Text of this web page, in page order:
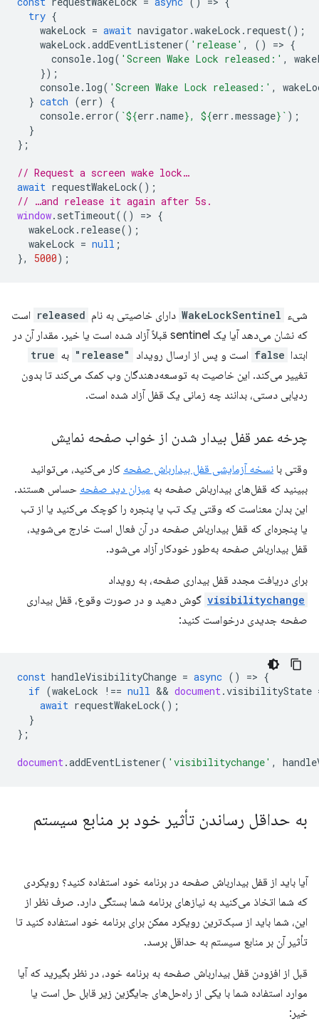
try {
wakeLock = await navigator .wakeLock . request();
wakeLock .addEventListener( 'release' , () => {
console. log( 'Screen Wake Lock released:' ,
});
console. log( 'Screen Wake Lock released:' ,
} catch (err)
{
console. error( `${err .name}, ${err .message} ` );
}
};
// Request a screen wake lock…
await requestWakeLock();
// …and release it again after 5s.
window. setTimeout(() => {
wakeLock . release();
wakeLock = null ;
},
5000);
شیء WakeLockSentinel دارای خاصیتی به نام released است
که نشان می‌دهد آیا یک sentinel قبلاً آزاد شده است یا خیر. مقدار آن در
ابتدا false است و پس از ارسال رویداد "release" به true
تغییر می‌کند. این خاصیت به توسعه‌دهندگان وب کمک می‌کند تا بدون
ردیابی دستی، بدانند چه زمانی یک قفل آزاد شده است.
چرخه عمر قفل بیدار شدن از خواب صفحه نمایش
وقتی با نسخه آزمایشی قفل بیدارباش صفحه کار می‌کنید، می‌توانید
ببینید که قفل‌های بیدارباش صفحه به میزان دید صفحه حساس هستند.
این بدان معناست که وقتی یک تب یا پنجره را کوچک می‌کنید یا از تب
یا پنجره‌ای که قفل بیدارباش صفحه در آن فعال است خارج می‌شوید،
قفل بیدارباش صفحه به‌طور خودکار آزاد می‌شود.
برای دریافت مجدد قفل بیداری صفحه، به رویداد
visibilitychange گوش دهید و در صورت وقوع، قفل بیداری
صفحه جدیدی درخواست کنید:
const handleVisibilityChange = async () => {
if (wakeLock !== null && document.visibilityState
await requestWakeLock();
}
};
document.addEventListener( 'visibilitychange' ,
به حداقل رساندن تأثیر خود بر منابع سیستم
آیا باید از قفل بیدارباش صفحه در برنامه خود استفاده کنید؟ رویکردی
که شما اتخاذ می‌کنید به نیازهای برنامه شما بستگی دارد. صرف نظر از
این، شما باید از سبک‌ترین رویکرد ممکن برای برنامه خود استفاده کنید تا
تأثیر آن بر منابع سیستم به حداقل برسد.
قبل از افزودن قفل بیدارباش صفحه به برنامه خود، در نظر بگیرید که آیا
موارد استفاده شما با یکی از راه‌حل‌های جایگزین زیر قابل حل است یا
خیر: